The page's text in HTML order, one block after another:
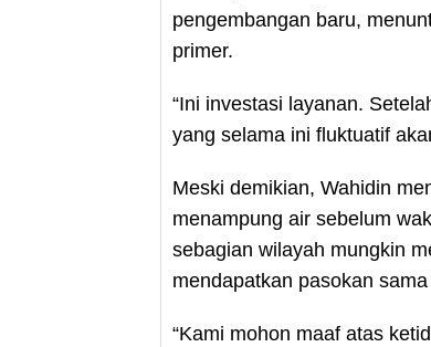
pengembangan baru,
primer.
“Ini investasi layanan.
yang selama ini fluktuatif
Meski demikian, Wahidin
menampung air sebelum
sebagian wilayah mungkin
mendapatkan pasokan
“Kami mohon maaf atas